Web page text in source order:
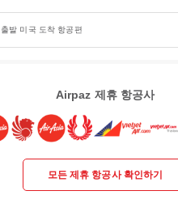
발 미국 도착 항공편
Airpaz 제휴 항공사
모든 제휴 항공사 확인하기